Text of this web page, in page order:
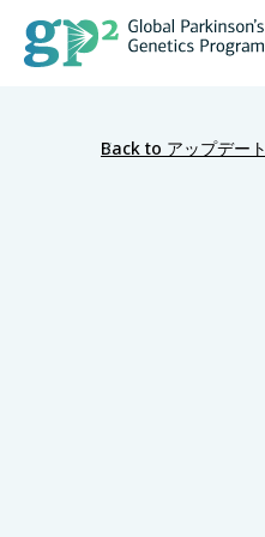
Back to アップデート